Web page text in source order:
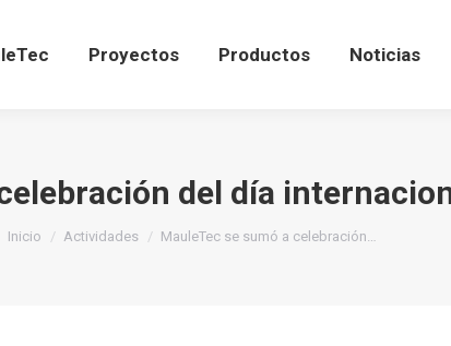
Proyectos Productos Noticias
del día
Estás aquí:
Inicio Actividades MauleTec se sumó a celebración…